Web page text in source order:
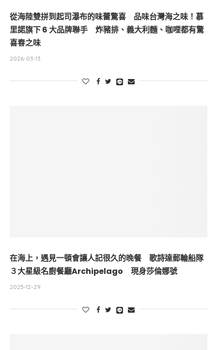
從海陸雙拼到起司瀑布的味蕾驚喜 品味台灣海之味！慕
里諾旗下 6 大品牌聯手 炸豬排、義大利麵、咖哩都有驚
喜春之味
2026-03-13
在海上，遇見一頓會讓人記很久的晚餐 歌詩達郵輪船隊
３大星級名廚餐廳Archipelago 現身莎倫娜號
2025-12-29